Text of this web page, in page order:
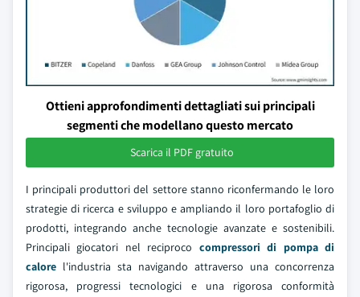
Ottieni approfondimenti dettagliati sui principali
segmenti che modellano questo mercato
Scarica il PDF gratuito
I principali produttori del settore stanno riconfermando le loro
strategie di ricerca e sviluppo e ampliando il loro portafoglio di
prodotti, integrando anche tecnologie avanzate e sostenibili.
Principali giocatori nel reciproco compressori di pompa di
calore l'industria sta navigando attraverso una concorrenza
rigorosa, progressi tecnologici e una rigorosa conformità